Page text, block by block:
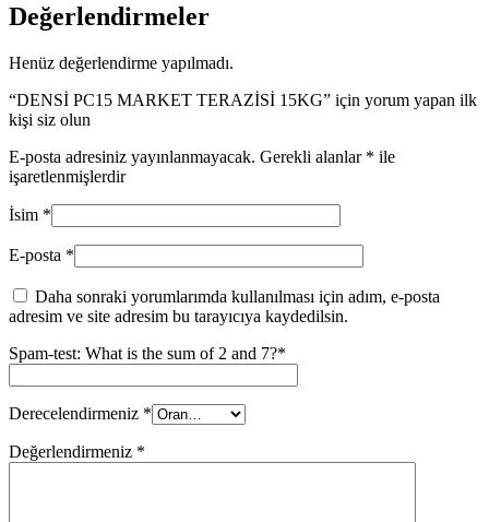
Değerlendirmeler
Henüz değerlendirme yapılmadı.
“DENSİ PC15 MARKET TERAZİSİ 15KG” için yorum yapan ilk
kişi siz olun
E-posta adresiniz yayınlanmayacak. Gerekli alanlar * ile
işaretlenmişlerdir
İsim *
E-posta *
Daha sonraki yorumlarımda kullanılması için adım, e-posta
adresim ve site adresim bu tarayıcıya kaydedilsin.
Spam-test: What is the sum of 2 and 7?*
Derecelendirmeniz *
Değerlendirmeniz *